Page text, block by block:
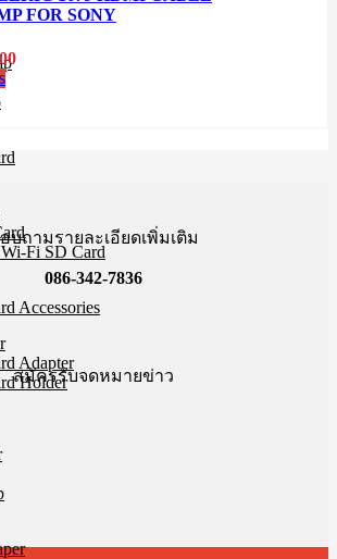
Fi SD Card
Accessories
Adapter
Holder
FOR SONY
บถามรายละเอียดเพิ่มเติม
086-342-7836
สมัครรับจดหมายข่าว